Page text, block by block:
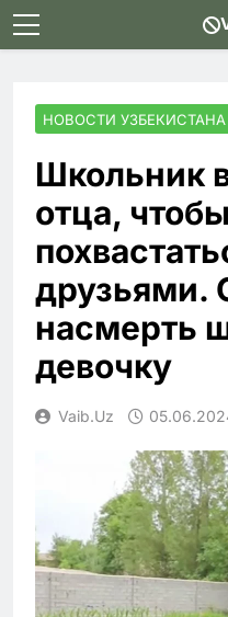
Skip
to
НОВОСТИ УЗБЕКИСТАНА
Школьник
отца, чтобы
друзьями.
насмерть
девочку
Vaib.uz